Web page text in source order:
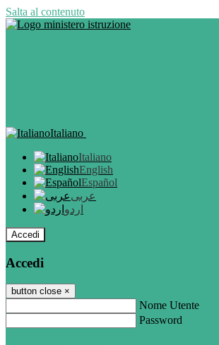
Salta al contenuto
Italiano
Italiano
English
Español
عربى
اردو
Accedi
Accedi
button close ×
Nome Utente
Password